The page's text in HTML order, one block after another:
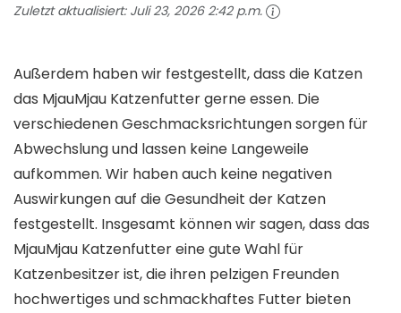
Zuletzt aktualisiert: Juli 23, 2026 2:42 p.m.
Außerdem haben wir festgestellt, dass die Katzen
das MjauMjau Katzenfutter gerne essen. Die
verschiedenen Geschmacksrichtungen sorgen für
Abwechslung und lassen keine Langeweile
aufkommen. Wir haben auch keine negativen
Auswirkungen auf die Gesundheit der Katzen
festgestellt. Insgesamt können wir sagen, dass das
MjauMjau Katzenfutter eine gute Wahl für
Katzenbesitzer ist, die ihren pelzigen Freunden
hochwertiges und schmackhaftes Futter bieten